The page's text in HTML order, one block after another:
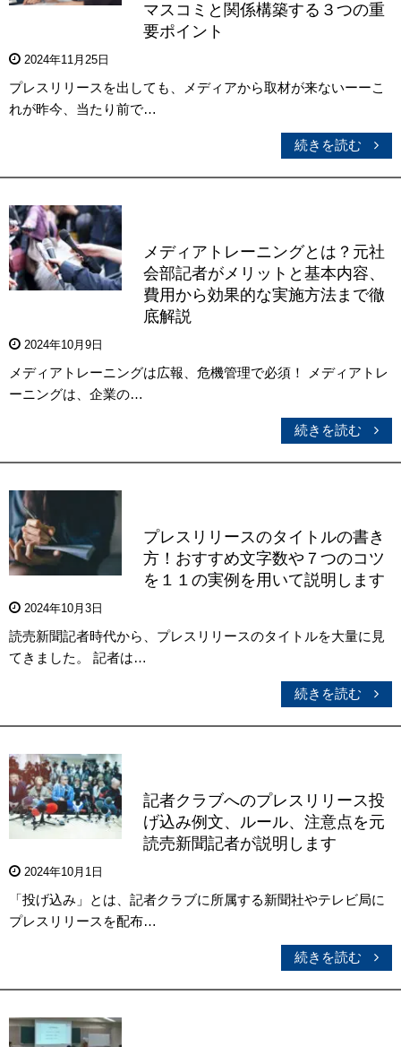
マスコミと関係構築する３つの重
要ポイント
2024年11月25日
プレスリリースを出しても、メディアから取材が来ないーーこ
れが昨今、当たり前で…
続きを読む
メディアトレーニングとは？元社
会部記者がメリットと基本内容、
費用から効果的な実施方法まで徹
底解説
2024年10月9日
メディアトレーニングは広報、危機管理で必須！ メディアトレ
ーニングは、企業の…
続きを読む
プレスリリースのタイトルの書き
方！おすすめ文字数や７つのコツ
を１１の実例を用いて説明します
2024年10月3日
読売新聞記者時代から、プレスリリースのタイトルを大量に見
てきました。 記者は…
続きを読む
記者クラブへのプレスリリース投
げ込み例文、ルール、注意点を元
読売新聞記者が説明します
2024年10月1日
「投げ込み」とは、記者クラブに所属する新聞社やテレビ局に
プレスリリースを配布…
続きを読む